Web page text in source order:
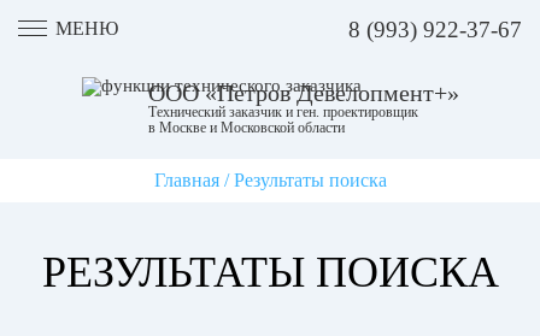
ООО «Петров Девелопмент+»
Технический заказчик и ген. проектировщик
в Москве и Московской области
МЕНЮ 8 (993) 922-37-67
Главная/Результаты поиска
РЕЗУЛЬТАТЫ ПОИСКА